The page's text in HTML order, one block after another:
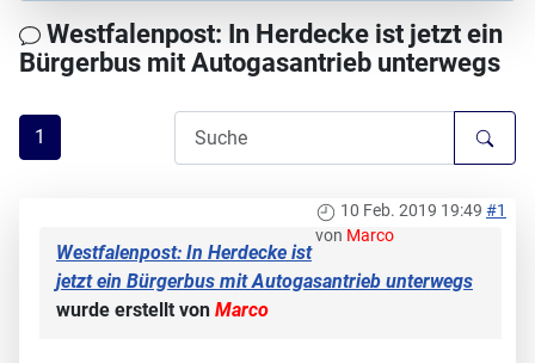
Westfalenpost: In Herdecke ist jetzt ein
Bürgerbus mit Autogasantrieb unterwegs
1
10 Feb. 2019 19:49 #1
von Marco
Westfalenpost: In Herdecke ist
jetzt ein Bürgerbus mit Autogasantrieb unterwegs
wurde erstellt von Marco